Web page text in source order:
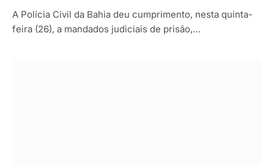
A Polícia Civil da Bahia deu cumprimento, nesta quinta-
feira (26), a mandados judiciais de prisão,…